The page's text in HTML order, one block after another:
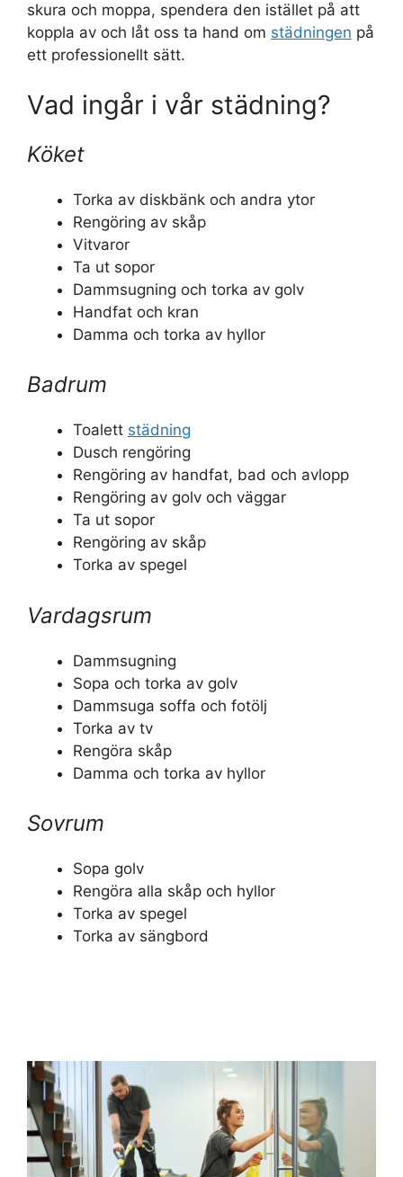
skura och moppa, spendera den istället på att
koppla av och låt oss ta hand om städningen på
ett professionellt sätt.
Vad ingår i vår städning?
Köket
Torka av diskbänk och andra ytor
Rengöring av skåp
Vitvaror
Ta ut sopor
Dammsugning och torka av golv
Handfat och kran
Damma och torka av hyllor
Badrum
Toalett städning
Dusch rengöring
Rengöring av handfat, bad och avlopp
Rengöring av golv och väggar
Ta ut sopor
Rengöring av skåp
Torka av spegel
Vardagsrum
Dammsugning
Sopa och torka av golv
Dammsuga soffa och fotölj
Torka av tv
Rengöra skåp
Damma och torka av hyllor
Sovrum
Sopa golv
Rengöra alla skåp och hyllor
Torka av spegel
Torka av sängbord